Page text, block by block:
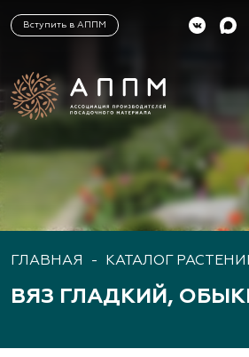
Вступить в АППМ
ГЛАВНАЯ - КАТАЛОГ
ВЯЗ ГЛАДКИЙ,